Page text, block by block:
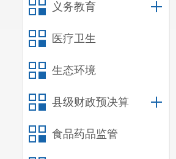
义务教育
医疗卫生
生态环境
县级财政预决算
食品药品监管